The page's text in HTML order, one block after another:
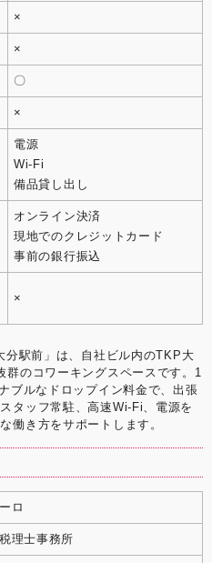
×
×
〇
×
電源
Wi-Fi
備品貸し出し
オンライン決済
現地でのクレジットカード
事前の銀行振込
×
駅前」は、自社ビル内のTKP大
のコワーキングスペースです。1
ブルなドロップイン料金で、出張
タッフ常駐、高速Wi-Fi、電源を
働き方をサポートします。
ロ
理士事務所